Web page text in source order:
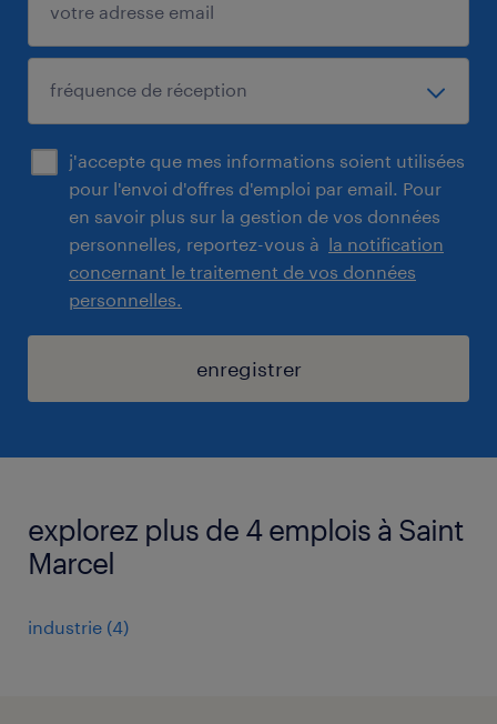
j'accepte que mes informations soient utilisées
pour l'envoi d'offres d'emploi par email. Pour
en savoir plus sur la gestion de vos données
personnelles, reportez-vous à la notification
concernant le traitement de vos données
personnelles.
enregistrer
explorez plus de 4 emplois à Saint
Marcel
industrie (4)